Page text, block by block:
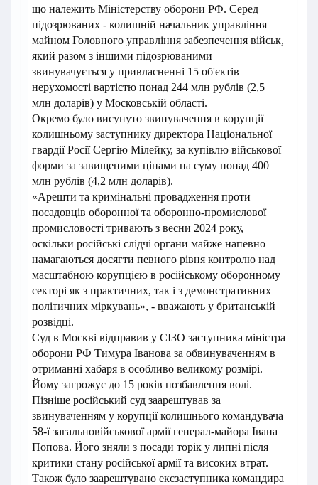
що належить Міністерству оборони РФ. Серед
підозрюваних - колишній начальник управління
майном Головного управління забезпечення військ,
який разом з іншими підозрюваними
звинувачується у привласненні 15 об'єктів
нерухомості вартістю понад 244 млн рублів (2,5
млн доларів) у Московській області.
Окремо було висунуто звинувачення в корупції
колишньому заступнику директора Національної
гвардії Росії Сергію Мілейку, за купівлю військової
форми за завищеними цінами на суму понад 400
млн рублів (4,2 млн доларів).
«Арешти та кримінальні провадження проти
посадовців оборонної та оборонно-промислової
промисловості тривають з весни 2024 року,
оскільки російські слідчі органи майже напевно
намагаються досягти певного рівня контролю над
масштабною корупцією в російському оборонному
секторі як з практичних, так і з демонстративних
політичних міркувань», - вважають у британській
розвідці.
Суд в Москві відправив у СІЗО заступника міністра
оборони РФ Тимура Іванова за обвинуваченням в
отриманні хабаря в особливо великому розмірі.
Йому загрожує до 15 років позбавлення волі.
Пізніше російський суд заарештував за
звинуваченням у корупції колишнього командувача
58-ї загальновійськової армії генерал-майора Івана
Попова. Його зняли з посади торік у липні після
критики стану російської армії та високих втрат.
Також було заарештувано ексзаступника командира